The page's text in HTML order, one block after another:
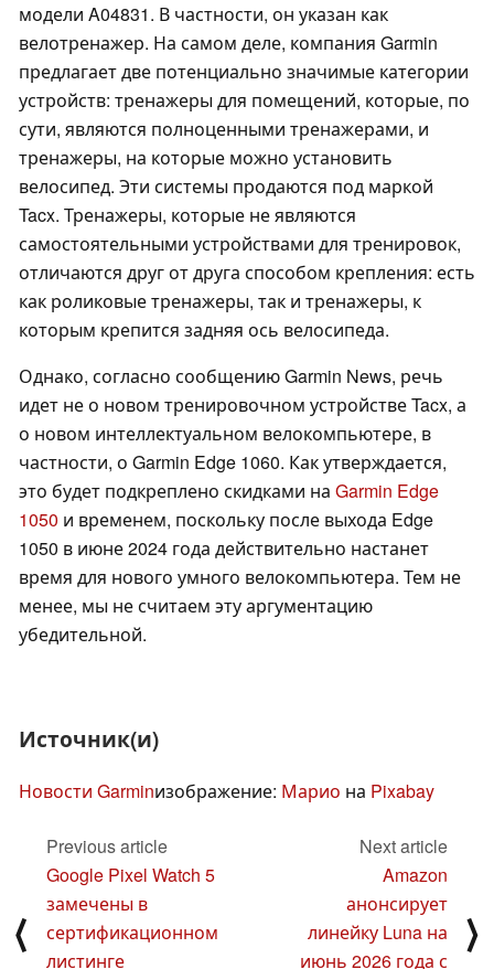
модели A04831. В частности, он указан как
велотренажер. На самом деле, компания Garmin
предлагает две потенциально значимые категории
устройств: тренажеры для помещений, которые, по
сути, являются полноценными тренажерами, и
тренажеры, на которые можно установить
велосипед. Эти системы продаются под маркой
Tacx. Тренажеры, которые не являются
самостоятельными устройствами для тренировок,
отличаются друг от друга способом крепления: есть
как роликовые тренажеры, так и тренажеры, к
которым крепится задняя ось велосипеда.
Однако, согласно сообщению Garmin News, речь
идет не о новом тренировочном устройстве Tacx, а
о новом интеллектуальном велокомпьютере, в
частности, о Garmin Edge 1060. Как утверждается,
это будет подкреплено скидками на Garmin Edge
1050 и временем, поскольку после выхода Edge
1050 в июне 2024 года действительно настанет
время для нового умного велокомпьютера. Тем не
менее, мы не считаем эту аргументацию
убедительной.
Источник(и)
Новости Garminизображение: Марио на Pixabay
⟨
Previous article
Google Pixel Watch 5
замечены в
сертификационном
листинге
Next article
Amazon
анонсирует
линейку Luna на
июнь 2026 года с
⟩